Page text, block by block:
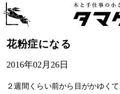
花粉症になる
2016年02月26日
２週間くらい前から目がかゆくて